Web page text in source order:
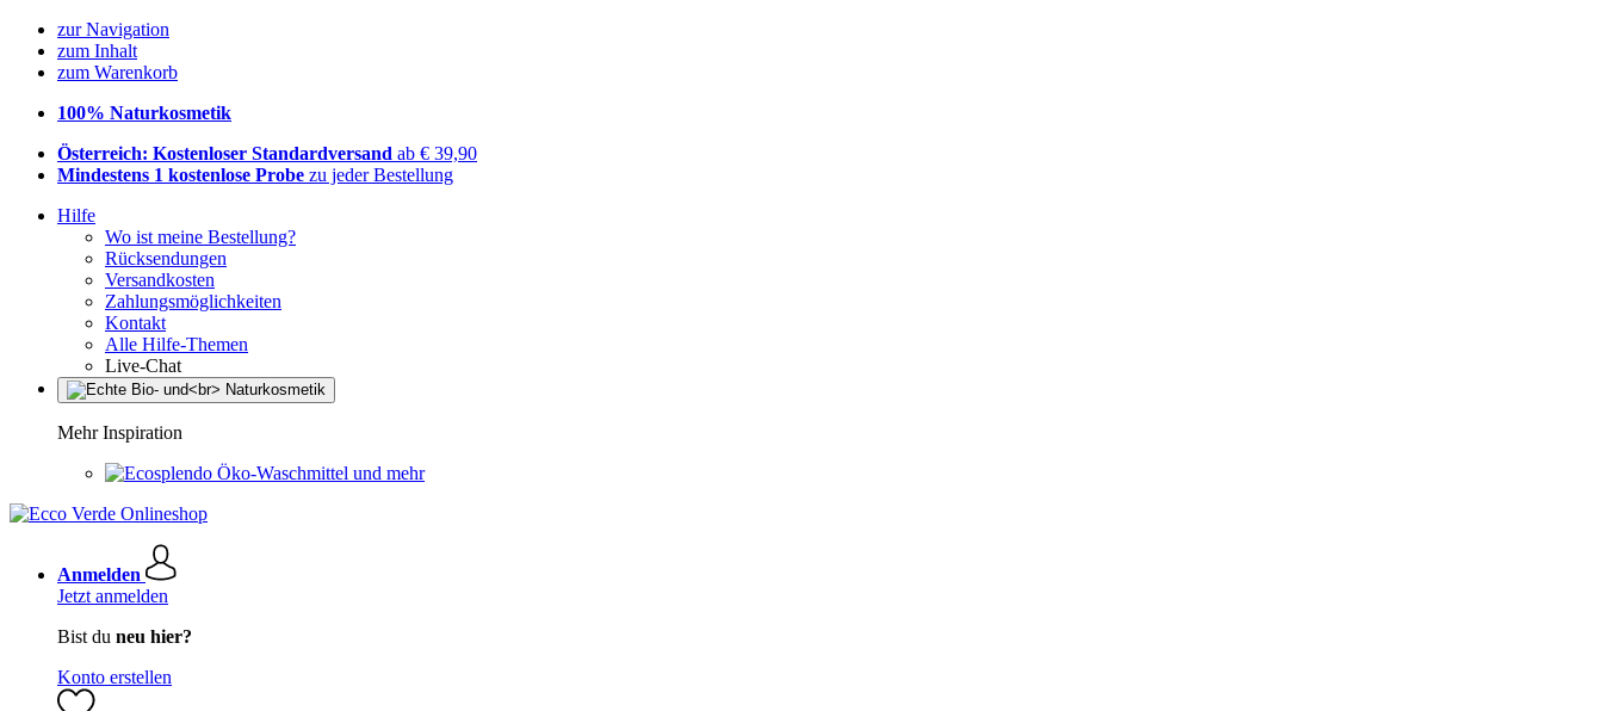
zur Navigation
zum Inhalt
zum Warenkorb
100% Naturkosmetik
Österreich: Kostenloser Standardversand ab € 39,90
Mindestens 1 kostenlose Probe zu jeder Bestellung
Hilfe
Wo ist meine Bestellung?
Rücksendungen
Versandkosten
Zahlungsmöglichkeiten
Kontakt
Alle Hilfe-Themen
Live-Chat
Mehr Inspiration
Öko-Waschmittel und mehr
Anmelden
Jetzt anmelden
Bist du neu hier?
Konto erstellen